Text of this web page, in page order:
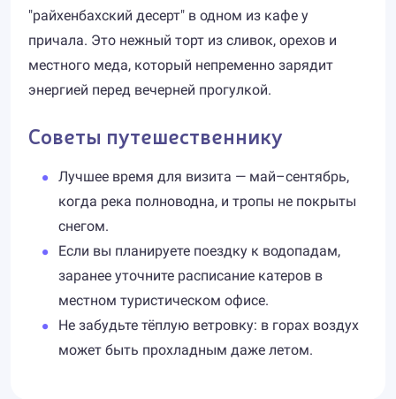
"райхенбахский десерт" в одном из кафе у
причала. Это нежный торт из сливок, орехов и
местного меда, который непременно зарядит
энергией перед вечерней прогулкой.
Советы путешественнику
Лучшее время для визита — май–сентябрь,
когда река полноводна, и тропы не покрыты
снегом.
Если вы планируете поездку к водопадам,
заранее уточните расписание катеров в
местном туристическом офисе.
Не забудьте тёплую ветровку: в горах воздух
может быть прохладным даже летом.